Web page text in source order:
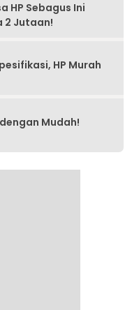
HP Sebagus Ini
2 Jutaan!
HP Murah
Mudah!